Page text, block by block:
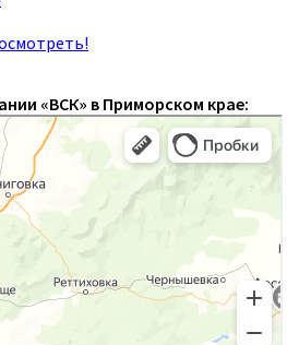
«ВСК» в Приморском крае: